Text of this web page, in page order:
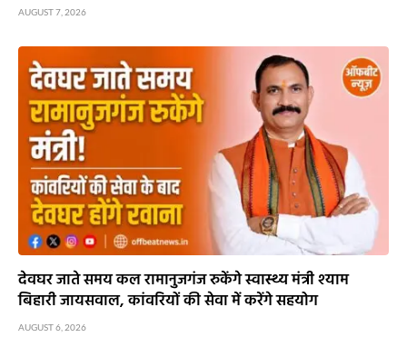
AUGUST 7, 2026
देवघर जाते समय कल रामानुजगंज रुकेंगे स्वास्थ्य मंत्री श्याम
बिहारी जायसवाल, कांवरियों की सेवा में करेंगे सहयोग
AUGUST 6, 2026